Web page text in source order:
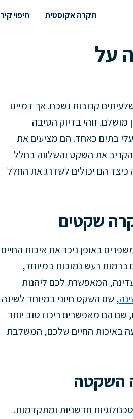
תקרה אקוסטית חיפוי קיר
על
קרובות נשכח. אך דמיינו
זוהי בדיוק הסיבה
בתים כאחד. הם מציעים את
את השקט והשלווה בחלל
כיצד הם יכולים לשדרג את החלל
שקטים
באופן ניכר את איכות החיים
ברמות רעש נמוכות במיוחד,
עדינה, המאפשרת לכם ליהנות
, שם השקט חיוני במיוחד לשינה
שם הם מאפשרים ריכוז טוב יותר
באיכות החיים שלכם, המשלבת
השקטה
חדשניות ומתקדמות.